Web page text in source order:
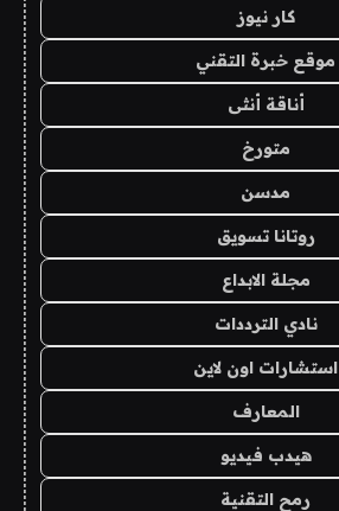
كار نيوز
موقع خبرة التقني
أناقة أنثى
متورخ
مدسن
روتانا تسويق
مجلة الابداع
نادي الترددات
استشارات اون لاين
المعارف
هيدب فيديو
رمح التقنية